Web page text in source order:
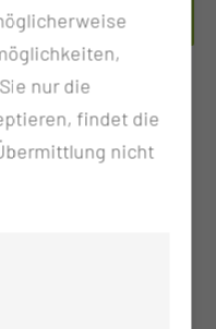
Beteiligung der
nur die
findet die
nicht